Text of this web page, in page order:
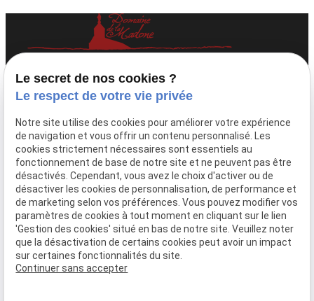
Domaine viticole familial à Fleurie, au cœur
du Beaujolais.
Téléphone
04 74 69 81 51
Adresse
1230 Route de
la Madone
69820 Fleurie
Accueil
Nos actualités
Contact
Le secret de nos cookies ?
Le respect de votre vie privée
Notre site utilise des cookies pour améliorer votre expérience
de navigation et vous offrir un contenu personnalisé. Les
cookies strictement nécessaires sont essentiels au
fonctionnement de base de notre site et ne peuvent pas être
désactivés. Cependant, vous avez le choix d'activer ou de
désactiver les cookies de personnalisation, de performance et
de marketing selon vos préférences. Vous pouvez modifier vos
paramètres de cookies à tout moment en cliquant sur le lien
'Gestion des cookies' situé en bas de notre site. Veuillez noter
que la désactivation de certains cookies peut avoir un impact
sur certaines fonctionnalités du site.
Continuer sans accepter